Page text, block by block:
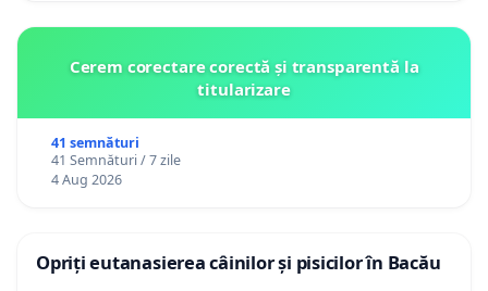
Cerem corectare corectă și transparentă la
titularizare
41 semnături
41 Semnături / 7 zile
4 Aug 2026
Opriți eutanasierea câinilor și pisicilor în Bacău